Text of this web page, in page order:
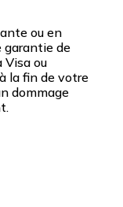
ou en
garantie de
Visa ou
la fin de votre
dommage